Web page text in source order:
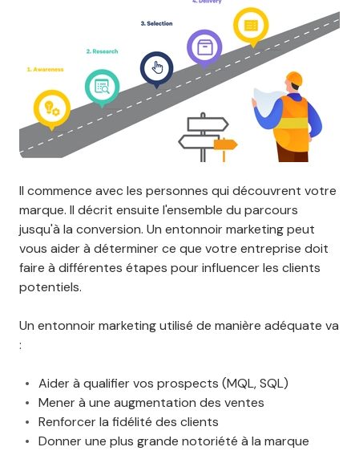
Il commence avec les personnes qui découvrent votre
marque. Il décrit ensuite l'ensemble du parcours
jusqu'à la conversion. Un entonnoir marketing peut
vous aider à déterminer ce que votre entreprise doit
faire à différentes étapes pour influencer les clients
potentiels.
Un entonnoir marketing utilisé de manière adéquate va
:
Aider à qualifier vos prospects (MQL, SQL)
Mener à une augmentation des ventes
Renforcer la fidélité des clients
Donner une plus grande notoriété à la marque